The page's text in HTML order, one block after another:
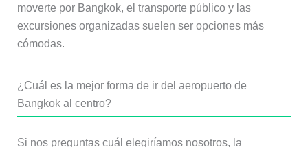
moverte por Bangkok, el transporte público y las
excursiones organizadas suelen ser opciones más
cómodas.
¿Cuál es la mejor forma de ir del aeropuerto de
Bangkok al centro?
Si nos preguntas cuál elegiríamos nosotros, la